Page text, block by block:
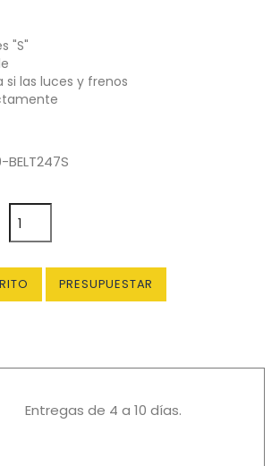
"S"
si las luces y frenos
PRESUPUESTAR
Entregas de 4 a 10 días.